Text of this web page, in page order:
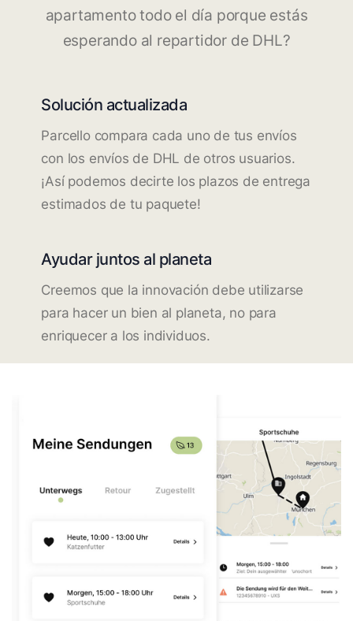
apartamento todo el día porque estás
esperando al repartidor de DHL?
Solución actualizada
Parcello compara cada uno de tus envíos
con los envíos de DHL de otros usuarios.
¡Así podemos decirte los plazos de entrega
estimados de tu paquete!
Ayudar juntos al planeta
Creemos que la innovación debe utilizarse
para hacer un bien al planeta, no para
enriquecer a los individuos.